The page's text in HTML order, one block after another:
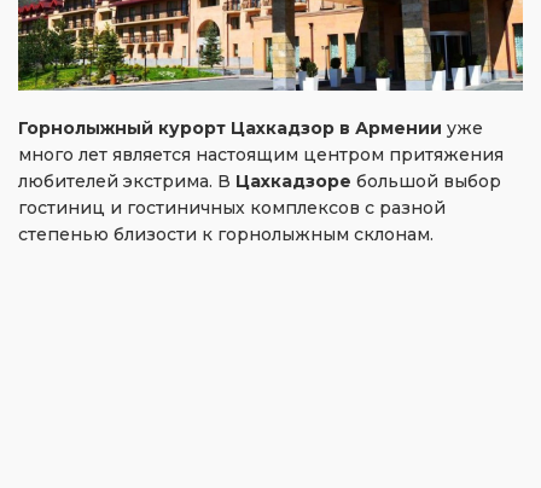
Горнолыжный курорт Цахкадзор в Армении уже
много лет является настоящим центром притяжения
любителей экстрима. В Цахкадзоре большой выбор
гостиниц и гостиничных комплексов с разной
степенью близости к горнолыжным склонам.